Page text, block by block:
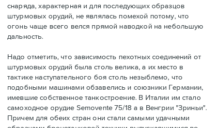
снаряда, характерная и для последующих образцов
штурмовых орудий, не являлась помехой потому, что
огонь чаще всего велся прямой наводкой на небольшую
дальность.
Надо отметить, что зависимость пехотных соединений от
штурмовых орудий была столь велика, а их место в
тактике наступательного боя столь незыблемо, что
подобными машинами обзавелись и союзники Германии,
имевшие собственное танкостроение. В Италии им стало
самоходное орудие Semovente 75/18 а в Венгрии "Зриньи".
Причем для обеих стран они стали самыми удачными